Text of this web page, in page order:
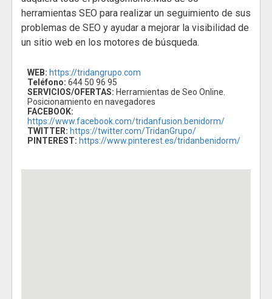
herramientas SEO para realizar un seguimiento de sus
problemas de SEO y ayudar a mejorar la visibilidad de
un sitio web en los motores de búsqueda.
WEB: https://tridangrupo.com
Teléfono: 644 50 96 95
SERVICIOS/OFERTAS: Herramientas de Seo Online.
Posicionamiento en navegadores
FACEBOOK:
https://www.facebook.com/tridanfusion.benidorm/
TWITTER: https://twitter.com/TridanGrupo/
PINTEREST: https://www.pinterest.es/tridanbenidorm/